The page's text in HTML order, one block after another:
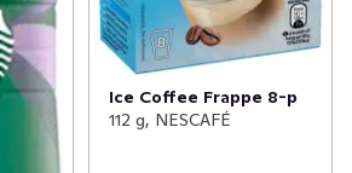
Ice Coffee Frappe 8-p
112 g, NESCAFÉ